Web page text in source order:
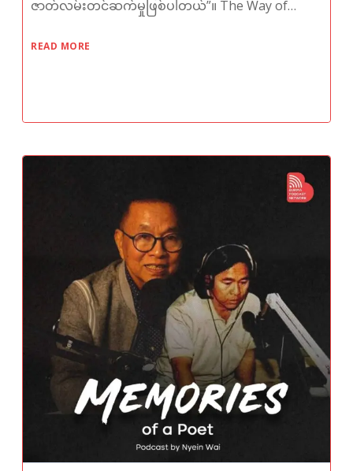
ဇာတ်လမ်းတင်ဆက်မှုဖြစ်ပါတယ်”။ The Way of…
READ MORE